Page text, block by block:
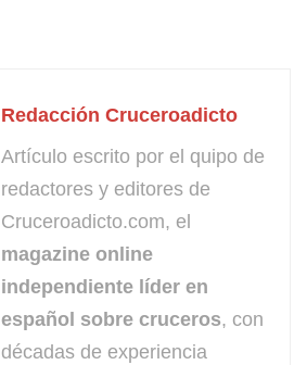
Redacción Cruceroadicto
Artículo escrito por el quipo de
redactores y editores de
Cruceroadicto.com, el
magazine online
independiente líder en
español sobre cruceros, con
décadas de experiencia